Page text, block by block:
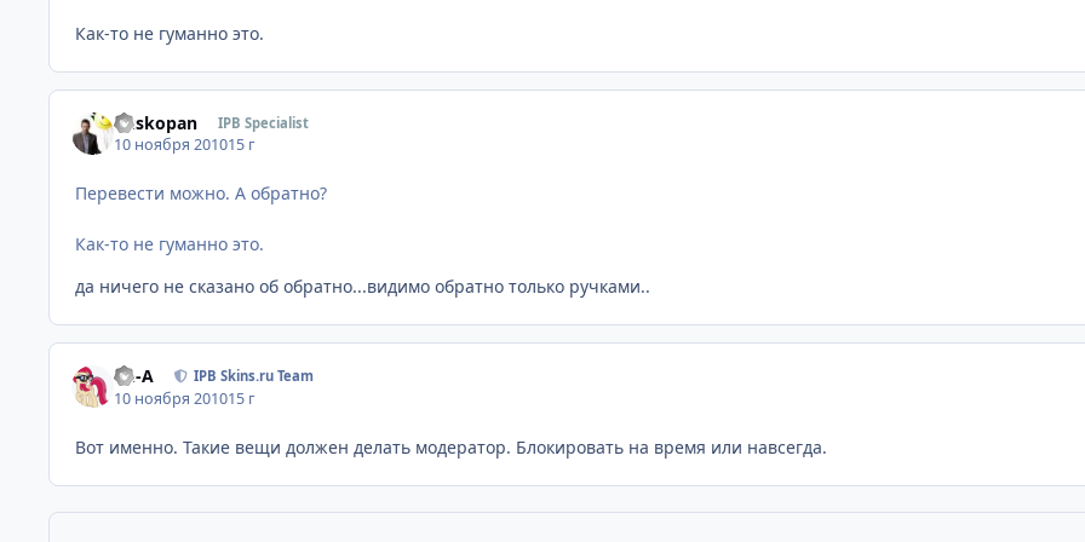
Как-то не гуманно это.
Buskopan IPB Specialist
10 ноября 201015 г
Перевести можно. А обратно?
Как-то не гуманно это.
да ничего не сказано об обратно...видимо обратно только ручками..
Ph-A IPB Skins.ru Team
10 ноября 201015 г
Вот именно. Такие вещи должен делать модератор. Блокировать на время или навсегда.